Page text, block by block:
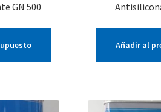
GN 500
Añadir al